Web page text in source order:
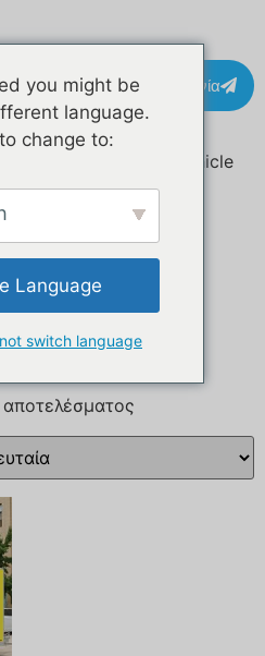
Επικοινωνία
με ετικέτα “custom vehicle
you might be
language.
change to:
Language
switch language